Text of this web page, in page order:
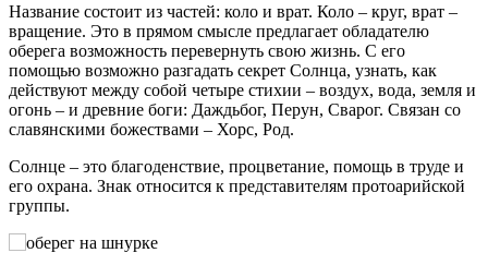
Название состоит из частей: коло и врат. Коло – круг, врат –
вращение. Это в прямом смысле предлагает обладателю
оберега возможность перевернуть свою жизнь. С его
помощью возможно разгадать секрет Солнца, узнать, как
действуют между собой четыре стихии – воздух, вода, земля и
огонь – и древние боги: Даждьбог, Перун, Сварог. Связан со
славянскими божествами – Хорс, Род.
Солнце – это благоденствие, процветание, помощь в труде и
его охрана. Знак относится к представителям протоарийской
группы.